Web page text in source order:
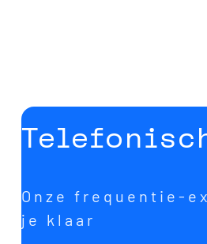
Onze frequentie-
je klaar